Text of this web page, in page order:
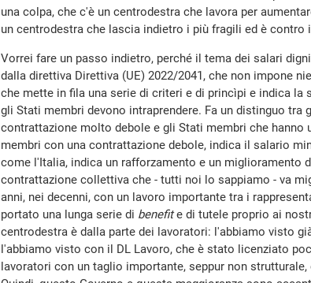
una colpa, che c'è un centrodestra che lavora per
un centrodestra che lascia indietro i più fragili ed è contro
Vorrei fare un passo indietro, perché il tema dei salari
dalla direttiva Direttiva (UE) 2022/2041, che non impone
che mette in fila una serie di criteri e di princìpi e indica la
gli Stati membri devono intraprendere. Fa un distinguo tra
contrattazione molto debole e gli Stati membri che hanno
membri con una contrattazione debole, indica il salario
come l'Italia, indica un rafforzamento e un miglioramento
contrattazione collettiva che - tutti noi lo sappiamo - va
anni, nei decenni, con un lavoro importante tra i
portato una lunga serie di benefite di tutele proprio ai
centrodestra è dalla parte dei lavoratori: l'abbiamo visto
l'abbiamo visto con il DL Lavoro, che è stato licenziato
lavoratori con un taglio importante, seppur non